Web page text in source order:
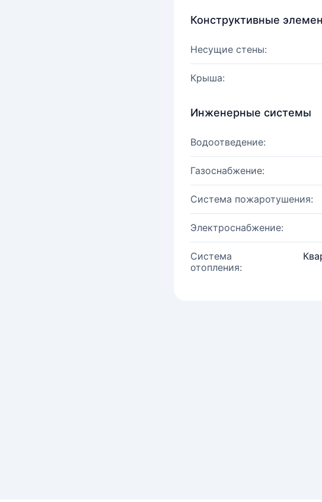
Конструктивные
Несущие стены:
Крыша:
Инженерные системы
Водоотведение:
Газоснабжение:
Система пожаротушения:
Электроснабжение:
Система
отопления: